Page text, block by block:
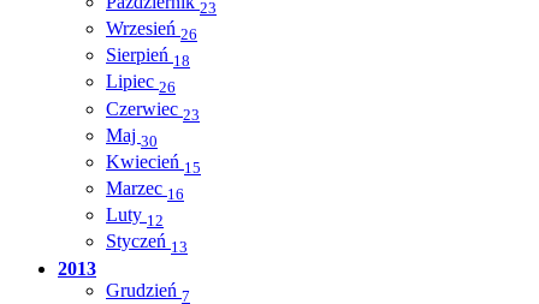
23
Wrzesień 26
Sierpień 18
Lipiec 26
Czerwiec 23
Maj 30
Kwiecień 15
Marzec 16
Luty 12
Styczeń 13
2013
Grudzień 7